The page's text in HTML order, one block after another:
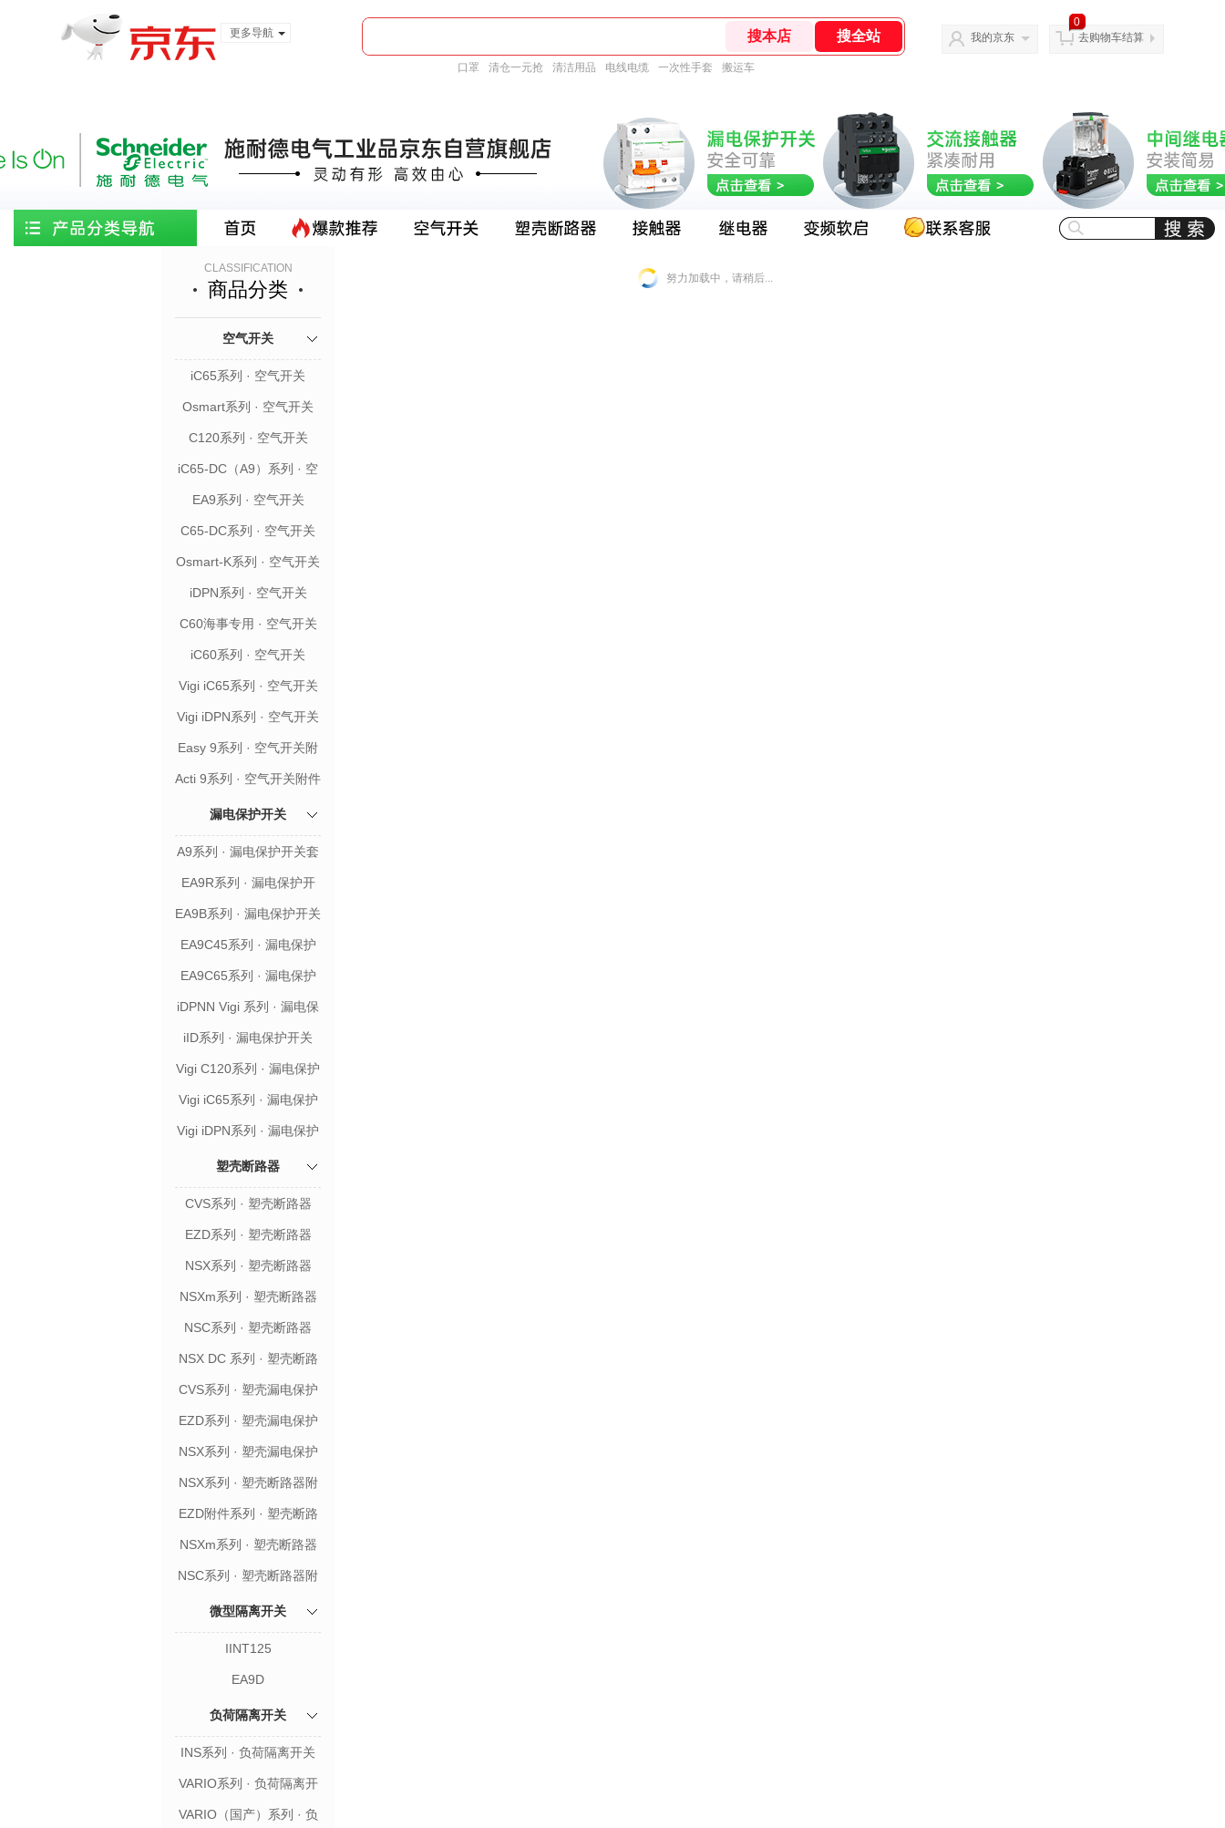
更多导航
口罩 清仓一元抢 清洁用品 电线电缆 一次性手套 搬运车
我的京东
0
去购物车结算
CLASSIFICATION
商品分类
空气开关
iC65系列 · 空气开关
Osmart系列 · 空气开关
C120系列 · 空气开关
iC65-DC（A9）系列 · 空
气开关
EA9系列 · 空气开关
C65-DC系列 · 空气开关
Osmart-K系列 · 空气开关
iDPN系列 · 空气开关
C60海事专用 · 空气开关
iC60系列 · 空气开关
Vigi iC65系列 · 空气开关
附件
Vigi iDPN系列 · 空气开关
附件
Easy 9系列 · 空气开关附
件
Acti 9系列 · 空气开关附件
漏电保护开关
A9系列 · 漏电保护开关套
EA9R系列 · 漏电保护开
EA9B系列 · 漏电保护开关
EA9C45系列 · 漏电保护
开关
EA9C65系列 · 漏电保护
开关
iDPNN Vigi 系列 · 漏电保
护开关
iID系列 · 漏电保护开关
Vigi C120系列 · 漏电保护
开关附件
Vigi iC65系列 · 漏电保护
开关附件
Vigi iDPN系列 · 漏电保护
塑壳断路器
CVS系列 · 塑壳断路器
EZD系列 · 塑壳断路器
NSX系列 · 塑壳断路器
NSXm系列 · 塑壳断路器
NSC系列 · 塑壳断路器
NSX DC 系列 · 塑壳断路
器
CVS系列 · 塑壳漏电保护
断路器
EZD系列 · 塑壳漏电保护
断路器
NSX系列 · 塑壳漏电保护
断路器
NSX系列 · 塑壳断路器附
EZD附件系列 · 塑壳断路
器附件
NSXm系列 · 塑壳断路器
附件
NSC系列 · 塑壳断路器附
微型隔离开关
IINT125
EA9D
负荷隔离开关
INS系列 · 负荷隔离开关
VARIO系列 · 负荷隔离开
关
VARIO（国产）系列 · 负
努力加载中，请稍后...